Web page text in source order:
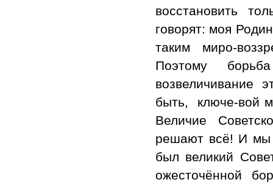
восстановить
говорят: моя
таким миро-
Поэтому
возвеличивание
быть, ключе-вой
Величие
решают всё! И мы
был великий
ожесточённой